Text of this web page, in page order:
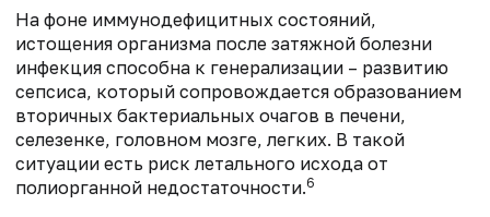
На фоне иммунодефицитных состояний,
истощения организма после затяжной болезни
инфекция способна к генерализации – развитию
сепсиса, который сопровождается образованием
вторичных бактериальных очагов в печени,
селезенке, головном мозге, легких. В такой
ситуации есть риск летального исхода от
полиорганной недостаточности.6